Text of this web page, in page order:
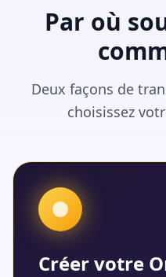
Par où
Deux façons de
choisissez
Créer votre